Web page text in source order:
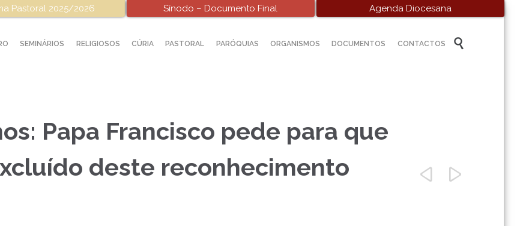
Pastoral 2025/2026 Sínodo – Documento Final Agenda Diocesana
Skip
to
SEMINÁRIOS RELIGIOSOS CÚRIA PASTORAL PARÓQUIAS ORGANISMOS DOCUMENTOS CONTACTOS 
Papa Francisco pede para que
deste reconhecimento
 